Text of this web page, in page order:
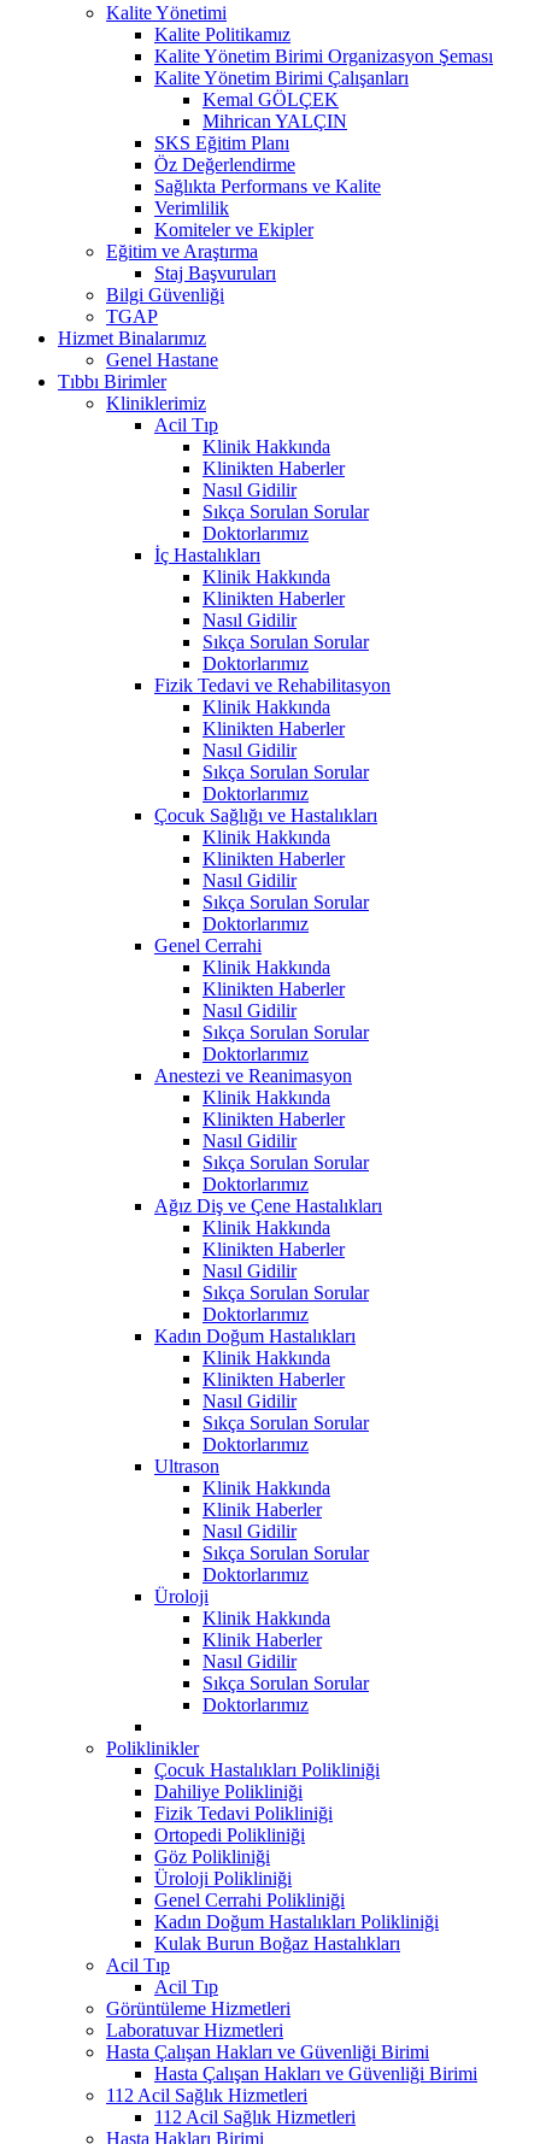
Kalite Yönetimi
Kalite Politikamız
Kalite Yönetim Birimi Organizasyon Şeması
Kalite Yönetim Birimi Çalışanları
Kemal GÖLÇEK
Mihrican YALÇIN
SKS Eğitim Planı
Öz Değerlendirme
Sağlıkta Performans ve Kalite
Verimlilik
Komiteler ve Ekipler
Eğitim ve Araştırma
Staj Başvuruları
Bilgi Güvenliği
TGAP
Hizmet Binalarımız
Genel Hastane
Tıbbı Birimler
Kliniklerimiz
Acil Tıp
Klinik Hakkında
Klinikten Haberler
Nasıl Gidilir
Sıkça Sorulan Sorular
Doktorlarımız
İç Hastalıkları
Klinik Hakkında
Klinikten Haberler
Nasıl Gidilir
Sıkça Sorulan Sorular
Doktorlarımız
Fizik Tedavi ve Rehabilitasyon
Klinik Hakkında
Klinikten Haberler
Nasıl Gidilir
Sıkça Sorulan Sorular
Doktorlarımız
Çocuk Sağlığı ve Hastalıkları
Klinik Hakkında
Klinikten Haberler
Nasıl Gidilir
Sıkça Sorulan Sorular
Doktorlarımız
Genel Cerrahi
Klinik Hakkında
Klinikten Haberler
Nasıl Gidilir
Sıkça Sorulan Sorular
Doktorlarımız
Anestezi ve Reanimasyon
Klinik Hakkında
Klinikten Haberler
Nasıl Gidilir
Sıkça Sorulan Sorular
Doktorlarımız
Ağız Diş ve Çene Hastalıkları
Klinik Hakkında
Klinikten Haberler
Nasıl Gidilir
Sıkça Sorulan Sorular
Doktorlarımız
Kadın Doğum Hastalıkları
Klinik Hakkında
Klinikten Haberler
Nasıl Gidilir
Sıkça Sorulan Sorular
Doktorlarımız
Ultrason
Klinik Hakkında
Klinik Haberler
Nasıl Gidilir
Sıkça Sorulan Sorular
Doktorlarımız
Üroloji
Klinik Hakkında
Klinik Haberler
Nasıl Gidilir
Sıkça Sorulan Sorular
Doktorlarımız
Poliklinikler
Çocuk Hastalıkları Polikliniği
Dahiliye Polikliniği
Fizik Tedavi Polikliniği
Ortopedi Polikliniği
Göz Polikliniği
Üroloji Polikliniği
Genel Cerrahi Polikliniği
Kadın Doğum Hastalıkları Polikliniği
Kulak Burun Boğaz Hastalıkları
Acil Tıp
Acil Tıp
Görüntüleme Hizmetleri
Laboratuvar Hizmetleri
Hasta Çalışan Hakları ve Güvenliği Birimi
Hasta Çalışan Hakları ve Güvenliği Birimi
112 Acil Sağlık Hizmetleri
112 Acil Sağlık Hizmetleri
Hasta Hakları Birimi